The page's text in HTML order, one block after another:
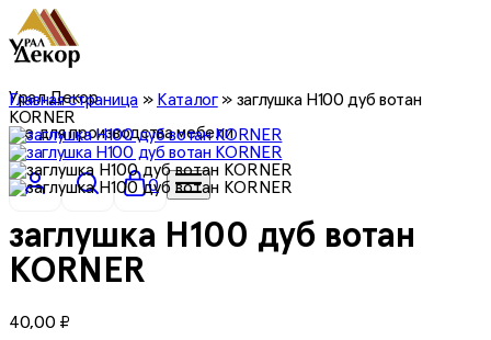
Урал Декор
все для производства мебели
0
Главная страница» Каталог» заглушка H100 дуб вотан
KORNER
заглушка H100 дуб вотан
KORNER
40,00 ₽